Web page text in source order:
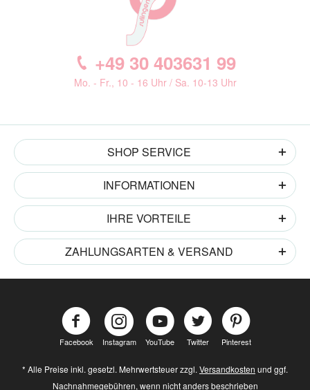
+49 30 403631 99
Mo. - Fr., 10 - 16 Uhr / Sa. 10-13 Uhr
SHOP SERVICE
INFORMATIONEN
IHRE VORTEILE
ZAHLUNGSARTEN & VERSAND
Facebook Instagram YouTube Twitter Pinterest
* Alle Preise inkl. gesetzl. Mehrwertsteuer zzgl. Versandkosten und ggf.
Nachnahmegebühren, wenn nicht anders beschrieben